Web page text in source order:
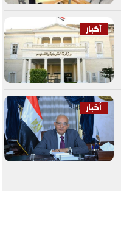
أخبار
أخبار